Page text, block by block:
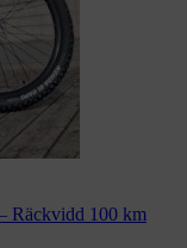
Räckvidd 100 km